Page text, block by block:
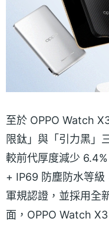
至於 OPPO Watch
限鈦」與「引力黑」
較前代厚度減少
+ IP69 防塵防水等
軍規認證，並採用全
面，OPPO Watch